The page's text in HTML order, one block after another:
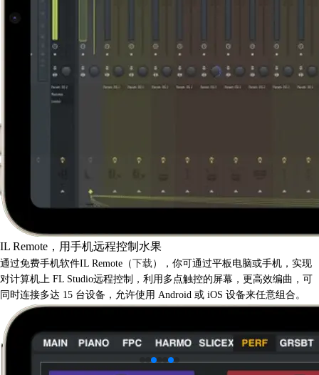
IL Remote，用手机远程控制水果
通过免费手机软件IL Remote（下载），你可通过平板电脑或手机，实现
对计算机上 FL Studio远程控制，利用多点触控的屏幕，更高效编曲，可
同时连接多达 15 台设备，允许使用 Android 或 iOS 设备来任意组合。